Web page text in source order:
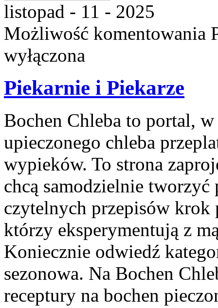
listopad - 11 - 2025
Możliwość komentowania
wyłączona
Piekarnie i Piekarze
Bochen Chleba to portal,
upieczonego chleba
wypieków. To strona
chcą samodzielnie
czytelnych przepisów krok
którzy eksperymentują z
Koniecznie odwiedź
sezonowa. Na Bochen
receptury na bochen